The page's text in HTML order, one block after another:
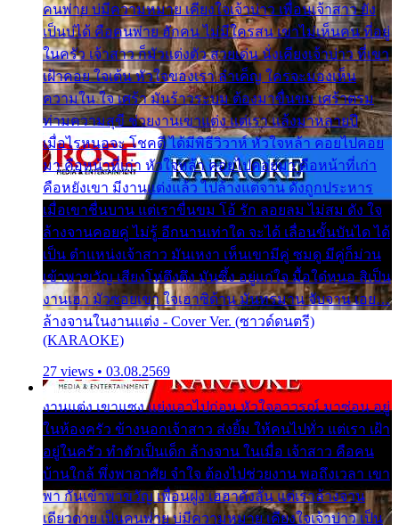
คนพ่าย บ่มีความหมาย เคียงใจเจ้าบ่าว เพื่อนเจ้าสาว ยัง
เป็นบ่ได้ คือคนพ่าย ฮักคน ไม่มีใครสน เขาไม่เห็นคน ที่อยู่
ในครัว เจ้าสาว ก็มัวแต่งตัว สวยเด่น นั่งเคียงเจ้าบ่าว ที่เขา
เฝ้าคอย ใจเต้น หัวใจของเรา ลำเค็ญ ใครจะมองเห็น
ความใน ใจ เศร้า มันร้าวระบม ต้องมาขื่นขม เศร้าตรม
ท่ามความสุขี ช่วยงานเขาแต่ง แต่เรา แล้งมาหลายปี
เมื่อไรหนอจะ โชคดี ได้มีพิธีวิวาห์ หัวใจหล้า คอยไปคอย
มา คือหน้าที่เก่า หัวใจหล้า คอยไปคอยมา คือหน้าที่เก่า
คือหยังเขา มีงานแต่งแล้ว ไปล้างแต่จาน ดั่งถูกประหาร
เมื่อเขาชื่นบาน แต่เราขื่นขม โอ้ รัก ลอยลม ไม่สม ดัง ใจ
ล้างจานคอยคู่ ไม่รู้ อีกนานเท่าใด จะได้ เลื่อนขั้นบันได ได้
เป็น ตำแหน่งเจ้าสาว มันเหงา เห็นเขามีคู่ ซมดู มีคู่ก็ม่วน
เข้าพาขวัญ เสียงโห่ตึงตึง มันซึ้ง อยู่แก่ใจ มื้อใด๋หนอ สิเป็น
งานเฮา มัวซอยเขา ใจเฮาซิด้าน มันทรมาน จับจาน เอย…
ล้างจานในงานแต่ง - Cover Ver. (ซาวด์ดนตรี)
(KARAOKE)
27 views • 03.08.2569
งานแต่ง เขาแซง แย่งเอาไปก่อน หัวใจอาวรณ์ มาซ่อน อยู่
ในห้องครัว ข้างนอกเจ้าสาว ส่งยิ้ม ให้คนไปทั่ว แต่เรา เฝ้า
อยู่ในครัว ทำตัวเป็นเด็ก ล้างจาน ในเมื่อ เจ้าสาว คือคน
บ้านใกล้ พึ่งพาอาศัย จำใจ ต้องไปช่วยงาน พอถึงเวลา เขา
พา กันเข้าพาขวัญ เพื่อนฝูง เฮฮาดังลั่น แต่เราล้างจาน
เดียวดาย เป็นคนพ่าย บ่มีความหมาย เคียงใจเจ้าบ่าว เป็น